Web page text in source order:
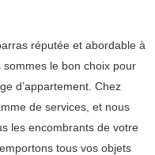
réputée et abordable à
le bon choix pour
d’appartement. Chez
de services, et nous
les encombrants de votre
tous vos objets